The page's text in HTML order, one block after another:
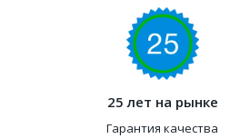
25 лет на рынке
Гарантия качества